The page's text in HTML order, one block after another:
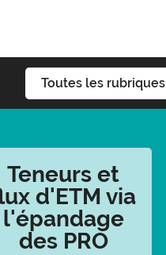
Toutes les rubriques
Teneurs et
d'ETM via
l'épandage
des PRO